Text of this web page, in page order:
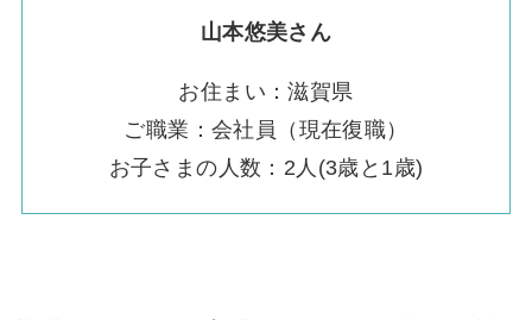
山本悠美さん
お住まい：滋賀県
ご職業：会社員（現在復職）
お子さまの人数：2人(3歳と1歳)